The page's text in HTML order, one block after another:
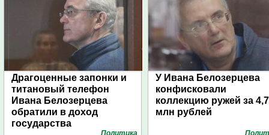
Драгоценные запонки и
титановый телефон
Ивана Белозерцева
обратили в доход
государства
Политика
У Ивана Белозерцева
конфисковали
коллекцию ружей за 4,7
млн рублей